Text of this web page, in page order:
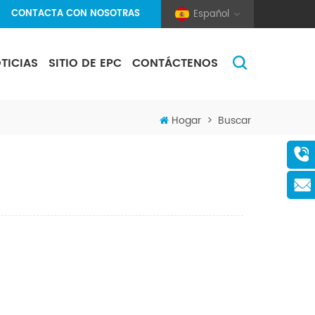
Español
CONTACTA CON NOSOTRAS
SITIO DE EPC CONTÁCTENOS
Hogar > Buscar